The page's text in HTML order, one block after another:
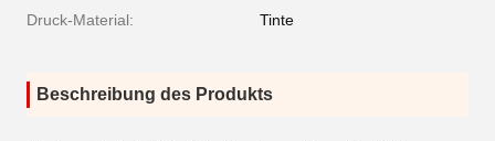
Druck-Material: Tinte
Beschreibung des Produkts